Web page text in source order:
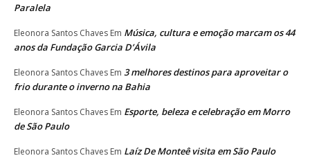
Paralela
Eleonora Santos Chaves Em Música, cultura e emoção marcam os 44
anos da Fundação Garcia D’Ávila
Eleonora Santos Chaves Em 3 melhores destinos para aproveitar o
frio durante o inverno na Bahia
Eleonora Santos Chaves Em Esporte, beleza e celebração em Morro
de São Paulo
Eleonora Santos Chaves Em Laíz De Monteê visita em São Paulo